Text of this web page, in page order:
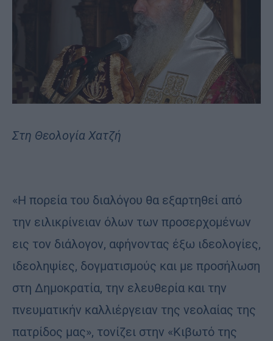
Στη Θεολογία Χατζή
«Η πορεία του διαλόγου θα εξαρτηθεί από
την ειλικρίνειαν όλων των προσερχομένων
εις τον διάλογον, αφήνοντας έξω ιδεολογίες,
ιδεοληψίες, δογματισμούς και με προσήλωση
στη Δημοκρατία, την ελευθερία και την
πνευματικήν καλλιέργειαν της νεολαίας της
πατρίδος μας», τονίζει στην «Κιβωτό της